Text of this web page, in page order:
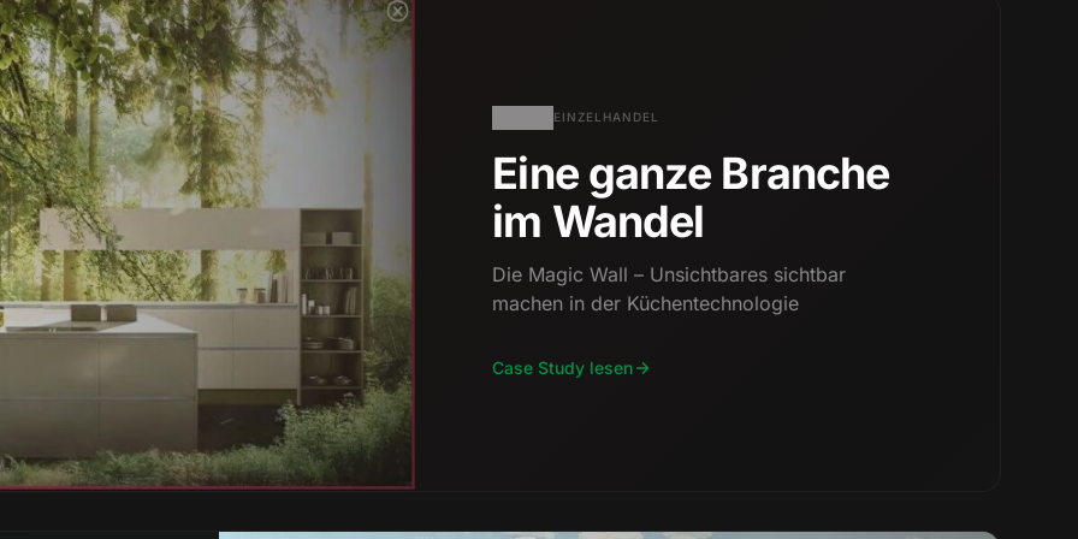
EINZELHANDEL
Eine ganze Branche
im Wandel
Die Magic Wall – Unsichtbares sichtbar
machen in der Küchentechnologie
Case Study lesen